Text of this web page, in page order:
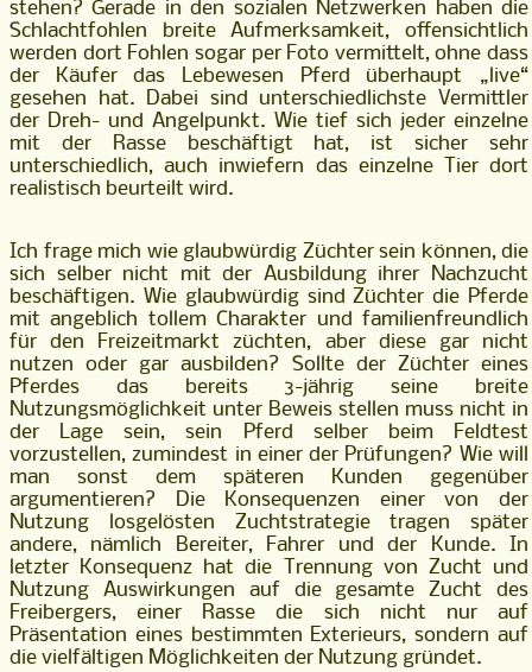
stehen? Gerade in den sozialen Netzwerken haben die
Schlachtfohlen breite Aufmerksamkeit, offensichtlich
werden dort Fohlen sogar per Foto vermittelt, ohne dass
der Käufer das Lebewesen Pferd überhaupt „live“
gesehen hat. Dabei sind unterschiedlichste Vermittler
der Dreh- und Angelpunkt. Wie tief sich jeder einzelne
mit der Rasse beschäftigt hat, ist sicher sehr
unterschiedlich, auch inwiefern das einzelne Tier dort
realistisch beurteilt wird.
Ich frage mich wie glaubwürdig Züchter sein können, die
sich selber nicht mit der Ausbildung ihrer Nachzucht
beschäftigen. Wie glaubwürdig sind Züchter die Pferde
mit angeblich tollem Charakter und familienfreundlich
für den Freizeitmarkt züchten, aber diese gar nicht
nutzen oder gar ausbilden? Sollte der Züchter eines
Pferdes das bereits 3-jährig seine breite
Nutzungsmöglichkeit unter Beweis stellen muss nicht in
der Lage sein, sein Pferd selber beim Feldtest
vorzustellen, zumindest in einer der Prüfungen? Wie will
man sonst dem späteren Kunden gegenüber
argumentieren? Die Konsequenzen einer von der
Nutzung losgelösten Zuchtstrategie tragen später
andere, nämlich Bereiter, Fahrer und der Kunde. In
letzter Konsequenz hat die Trennung von Zucht und
Nutzung Auswirkungen auf die gesamte Zucht des
Freibergers, einer Rasse die sich nicht nur auf
Präsentation eines bestimmten Exterieurs, sondern auf
die vielfältigen Möglichkeiten der Nutzung gründet.